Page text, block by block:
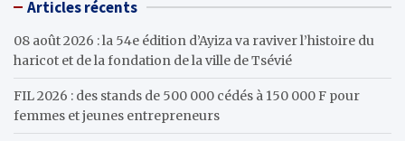
c Articles récents
08 août 2026 : la 54e édition d’Ayiza va raviver l’histoire du
haricot et de la fondation de la ville de Tsévié
FIL 2026 : des stands de 500 000 cédés à 150 000 F pour
femmes et jeunes entrepreneurs